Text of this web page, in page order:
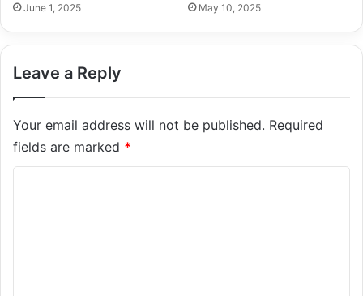
June 1, 2025 May 10, 2025
Leave a Reply
Your email address will not be published. Required
fields are marked *